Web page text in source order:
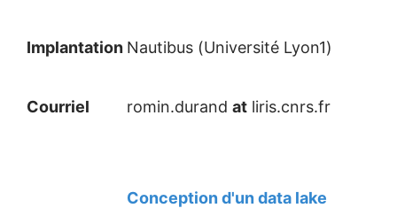
Implantation Nautibus (Université Lyon1)
Courriel romin.durand at liris.cnrs.fr
Conception d'un data lake